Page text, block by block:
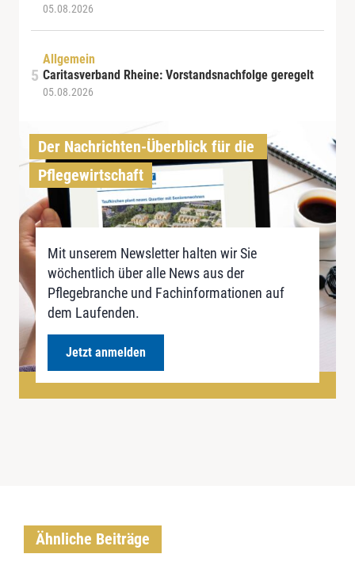
05.08.2026
Allgemein
Caritasverband Rheine: Vorstandsnachfolge geregelt
05.08.2026
Der Nachrichten-Überblick für die
Pflegewirtschaft
Mit unserem Newsletter halten wir Sie
wöchentlich über alle News aus der
Pflegebranche und Fachinformationen auf
dem Laufenden.
Jetzt anmelden
Ähnliche Beiträge